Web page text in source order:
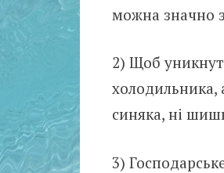
можна значно
2) Щоб
холодильника,
синяка, ні
3)